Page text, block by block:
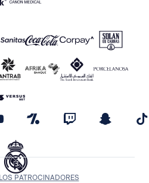
PATROCINADORES